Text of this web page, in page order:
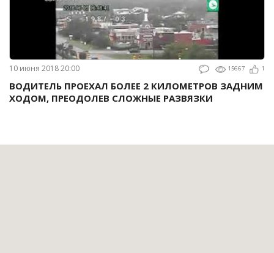
10 июня 2018 20:00 15667 1
ВОДИТЕЛЬ ПРОЕХАЛ БОЛЕЕ 2 КИЛОМЕТРОВ ЗАДНИМ
ХОДОМ, ПРЕОДОЛЕВ СЛОЖНЫЕ РАЗВЯЗКИ